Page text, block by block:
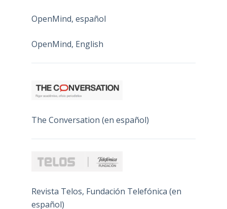
OpenMind, español
OpenMind, English
The Conversation (en español)
Revista Telos, Fundación Telefónica (en
español)